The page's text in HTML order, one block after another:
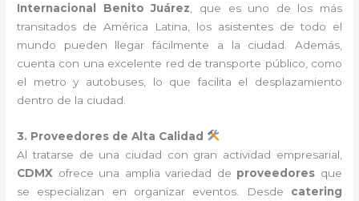
Internacional Benito Juárez , que es uno de los más
transitados de América Latina, los asistentes de todo el
mundo pueden llegar fácilmente a la ciudad. Además,
cuenta con una excelente red de transporte público, como
el metro y autobuses, lo que facilita el desplazamiento
dentro de la ciudad.
3. Proveedores de Alta Calidad
Al tratarse de una ciudad con gran actividad empresarial,
CDMX ofrece una amplia variedad de proveedores que
se especializan en organizar eventos. Desde catering